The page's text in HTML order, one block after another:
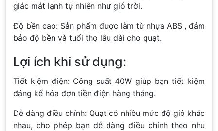
giác mát lạnh tự nhiên như gió trời.
Độ bền cao: Sản phẩm được làm từ nhựa ABS , đảm
bảo độ bền và tuổi thọ lâu dài cho quạt.
Lợi ích khi sử dụng:
Tiết kiệm điện: Công suất 40W giúp bạn tiết kiệm
đáng kể hóa đơn tiền điện hàng tháng.
Dễ dàng điều chỉnh: Quạt có nhiều mức độ gió khác
nhau, cho phép bạn dễ dàng điều chỉnh theo nhu